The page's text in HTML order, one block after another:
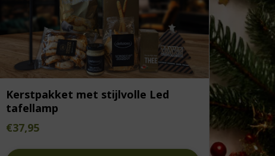
Kerstpakket met stijlvolle Led
tafellamp
€37,95